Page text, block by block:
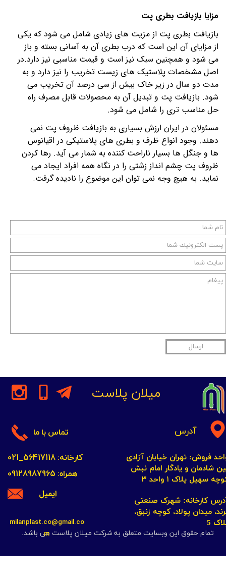
مزایا بازیافت بطری پت
بازیافت بطری پت از مزیت های زیادی شامل می شود که یکی
از مزایای آن این است که درب بطری آن به آسانی بسته و باز
می شود و همچنین سبک نیز است و قیمت مناسبی نیز دارد.در
اصل مشخصات پلاستیک های زیست تخریب را نیز دارد و به
مدت دو سال در زیر خاک بیش از سی درصد آن تخریب می
شود. بازیافت پت و تبدیل آن به محصولات قابل مصرف راه
حل مناسب تری را شامل می شود.
مسئولان در ایران ارزش بسیاری به بازیافت ظروف پت نمی
دهند. وجود انواع ظرف و بطری های پلاستیکی در اقیانوس
ها و جنگل ها بسیار ناراحت کننده به شمار می آید. رها کردن
ظروف پت چشم انداز زشتی را در نگاه همه افراد ایجاد می
نماید. به هیچ وجه نمی توان این موضوع را نادیده گرفت.
ارسال
تمام حقوق این وبسایت متعلق به شرکت میلان پلاست می باشد.
تماس با ما
میلان پلاست
کارخانه: 56417118_021
همراه: 09128987965
آدرس
فروش: تهران خیابان آزادی
شادمان و یادگار امام نبش
سهیل پلاک ۱ واحد ۳​​​​​​​
کارخانه: شهرک صنعتی
میدان پولاد، کوچه زنبق،
5
ایمیل
milanplast.co@gmail.co
m